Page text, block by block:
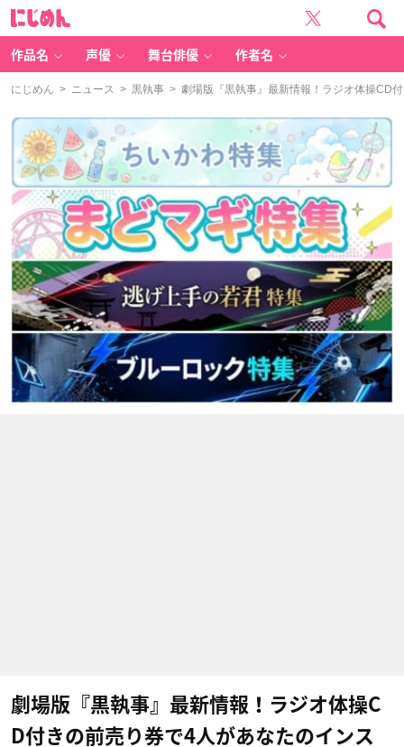
作品名 声優 舞台俳優 作者名
にじめん > ニュース > 黒執事 > 劇場版『黒執事』最新情報！ラジオ体操CD
劇場版『黒執事』最新情報！ラジオ体操C
D付きの前売り券で4人があなたのインス